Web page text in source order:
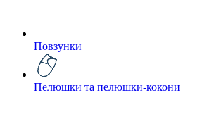
Повзунки
Пелюшки та пелюшки-кокони